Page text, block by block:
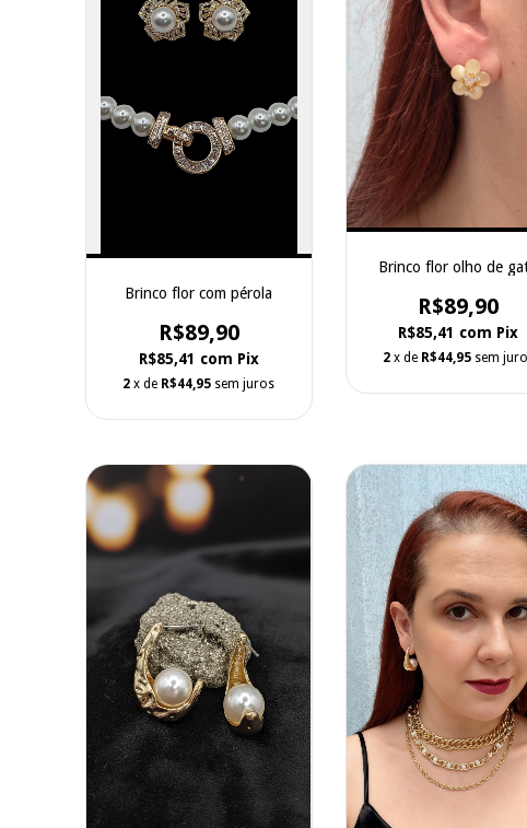
Brinco flor com pérola
R$89,90
R$85,41 com Pix
2 x de R$44,95 sem juros
Brinco flor olho de
R$89,90
R$85,41 com Pix
2 x de R$44,95 sem